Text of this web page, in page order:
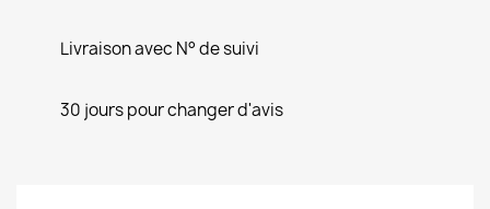
Livraison avec N° de suivi
30 jours pour changer d'avis